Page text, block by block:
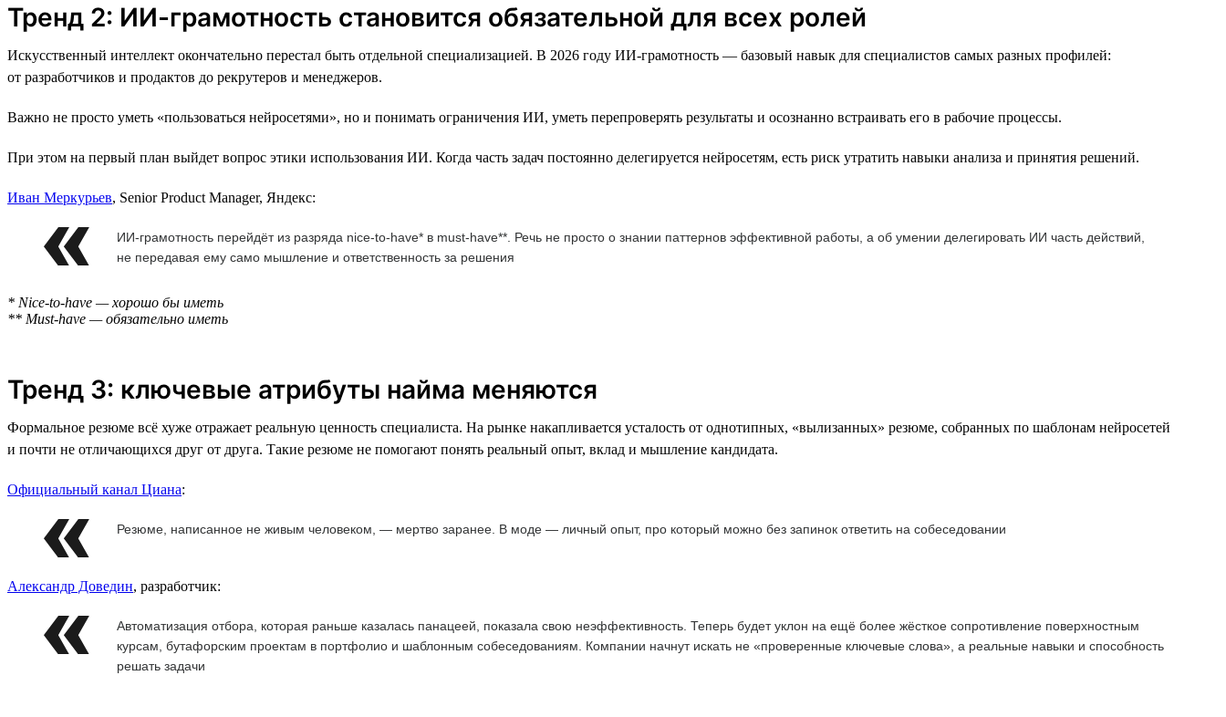
Тренд 2: ИИ-грамотность становится обязательной для всех ролей
Искусственный интеллект окончательно перестал быть отдельной специализацией. В 2026 году ИИ-грамотность — базовый навык для специалистов самых разных профилей:
от разработчиков и продактов до рекрутеров и менеджеров.
Важно не просто уметь «пользоваться нейросетями», но и понимать ограничения ИИ, уметь перепроверять результаты и осознанно встраивать его в рабочие процессы.
При этом на первый план выйдет вопрос этики использования ИИ. Когда часть задач постоянно делегируется нейросетям, есть риск утратить навыки анализа и принятия решений.
Иван Меркурьев, Senior Product Manager, Яндекс:
ИИ-грамотность перейдёт из разряда nice-to-have* в must-have**. Речь не просто о знании паттернов эффективной работы, а об умении делегировать ИИ часть действий,
не передавая ему само мышление и ответственность за решения
* Nice-to-have — хорошо бы иметь
** Must-have — обязательно иметь
Тренд 3: ключевые атрибуты найма меняются
Формальное резюме всё хуже отражает реальную ценность специалиста. На рынке накапливается усталость от однотипных, «вылизанных» резюме, собранных по шаблонам нейросетей
и почти не отличающихся друг от друга. Такие резюме не помогают понять реальный опыт, вклад и мышление кандидата.
Официальный канал Циана:
Резюме, написанное не живым человеком, — мертво заранее. В моде — личный опыт, про который можно без запинок ответить на собеседовании
Александр Доведин, разработчик:
Автоматизация отбора, которая раньше казалась панацеей, показала свою неэффективность. Теперь будет уклон на ещё более жёсткое сопротивление поверхностным
курсам, бутафорским проектам в портфолио и шаблонным собеседованиям. Компании начнут искать не «проверенные ключевые слова», а реальные навыки и способность
решать задачи